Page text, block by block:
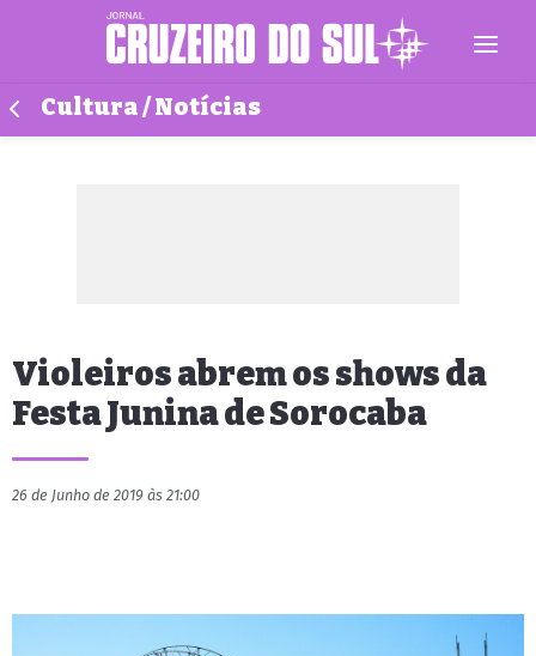
Cultura / Notícias
Violeiros abrem os shows da
Festa Junina de Sorocaba
26 de Junho de 2019 às 21:00